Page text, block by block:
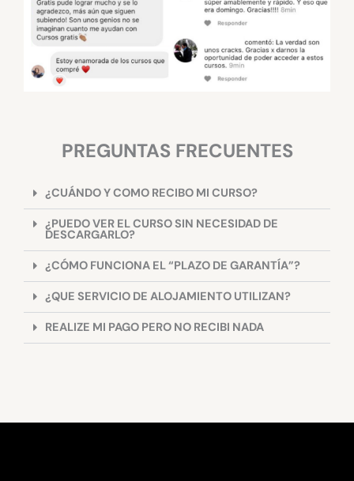
PREGUNTAS FRECUENTES
¿CUÁNDO Y COMO RECIBO MI CURSO?
¿PUEDO VER EL CURSO SIN NECESIDAD DE
DESCARGARLO?
¿CÓMO FUNCIONA EL “PLAZO DE GARANTÍA”?
¿QUE SERVICIO DE ALOJAMIENTO UTILIZAN?
REALIZE MI PAGO PERO NO RECIBI NADA